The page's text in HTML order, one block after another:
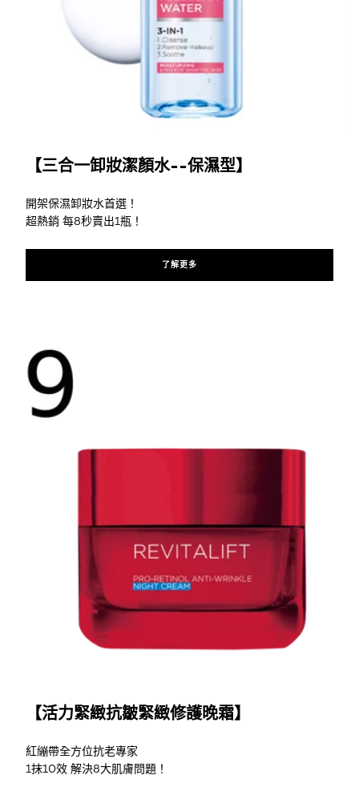
【三合一卸妝潔顏水--保濕型】
開架保濕卸妝水首選！
超熱銷 每8秒賣出1瓶！
了解更多
【活力緊緻抗皺緊緻修護晚霜】
紅繃帶全方位抗老專家
1抹10效 解決8大肌膚問題！